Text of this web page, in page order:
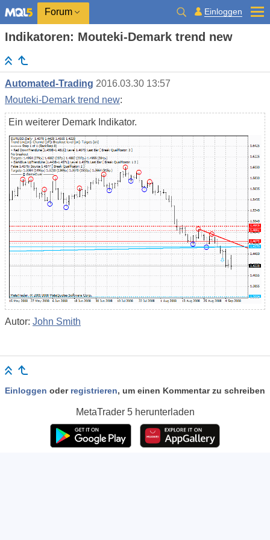
Forum Einloggen
Indikatoren: Mouteki-Demark trend new
Automated-Trading 2016.03.30 13:57
Mouteki-Demark trend new:
Ein weiterer Demark Indikator.
Autor: John Smith
Einloggen oder registrieren, um einen Kommentar zu schreiben
MetaTrader 5herunterladen